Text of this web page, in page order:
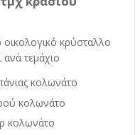
κρύσταλλο
τεμάχιο
κολωνάτο